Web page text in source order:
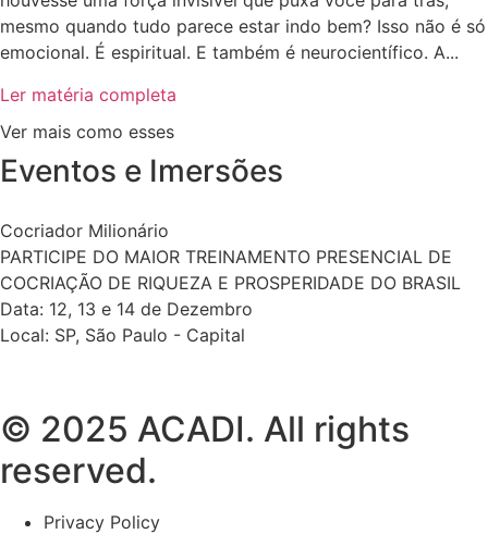
mesmo quando tudo parece estar indo bem? Isso não é só
emocional. É espiritual. E também é neurocientífico. A...
Ler matéria completa
Ver mais como esses
Eventos e Imersões
Cocriador Milionário
PARTICIPE DO MAIOR TREINAMENTO PRESENCIAL DE
COCRIAÇÃO DE RIQUEZA E PROSPERIDADE DO BRASIL
Data: 12, 13 e 14 de Dezembro
Local: SP, São Paulo - Capital
© 2025 ACADI. All rights
reserved.
Privacy Policy